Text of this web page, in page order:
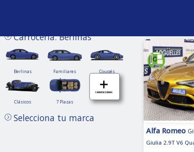
Alfa Romeo
Giulia 2.9T V6
Carrocería: Berlinas
BerlinasBerlinasFamiliares CoupésCoupés
ClásicosClásicos7 Plazas7
Selecciona tu marca